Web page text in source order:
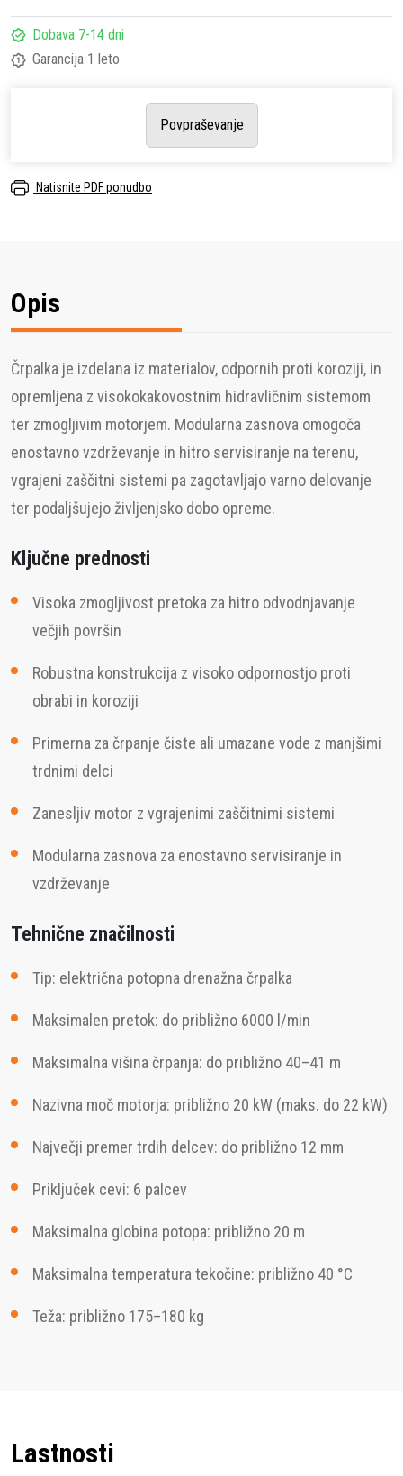
Dobava 7-14 dni
Garancija 1 leto
Povpraševanje
Natisnite PDF ponudbo
Opis
Črpalka je izdelana iz materialov, odpornih proti koroziji, in
opremljena z visokokakovostnim hidravličnim sistemom
ter zmogljivim motorjem. Modularna zasnova omogoča
enostavno vzdrževanje in hitro servisiranje na terenu,
vgrajeni zaščitni sistemi pa zagotavljajo varno delovanje
ter podaljšujejo življenjsko dobo opreme.
Ključne prednosti
Visoka zmogljivost pretoka za hitro odvodnjavanje
večjih površin
Robustna konstrukcija z visoko odpornostjo proti
obrabi in koroziji
Primerna za črpanje čiste ali umazane vode z manjšimi
trdnimi delci
Zanesljiv motor z vgrajenimi zaščitnimi sistemi
Modularna zasnova za enostavno servisiranje in
vzdrževanje
Tehnične značilnosti
Tip: električna potopna drenažna črpalka
Maksimalen pretok: do približno 6000 l/min
Maksimalna višina črpanja: do približno 40–41 m
Nazivna moč motorja: približno 20 kW (maks. do 22 kW)
Največji premer trdih delcev: do približno 12 mm
Priključek cevi: 6 palcev
Maksimalna globina potopa: približno 20 m
Maksimalna temperatura tekočine: približno 40 °C
Teža: približno 175–180 kg
Lastnosti